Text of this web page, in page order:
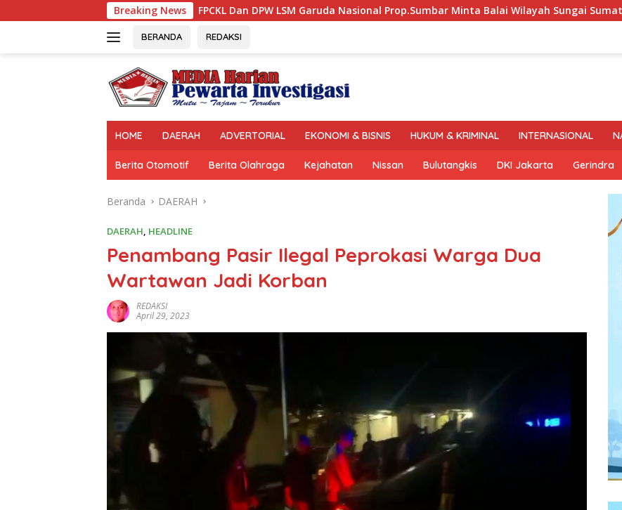
ke
Breaking News
FPCKL Dan DPW LSM Garuda Nasional Prop.Sumbar Minta Balai Wilayah Sungai Sumatera V Padang Perbaiki
BERANDA REDAKSI
HOME DAERAH ADVERTORIAL EKONOMI & BISNIS HUKUM & KRIMINAL INTERNASIONAL
Berita Otomotif Berita Olahraga Kejahatan Nissan Bulutangkis DKI Jakarta Gerindra
Beranda DAERAH
DAERAH, HEADLINE
Penambang Pasir Ilegal Peprokasi Warga Dua
Wartawan Jadi Korban
REDAKSI
April 29, 2023